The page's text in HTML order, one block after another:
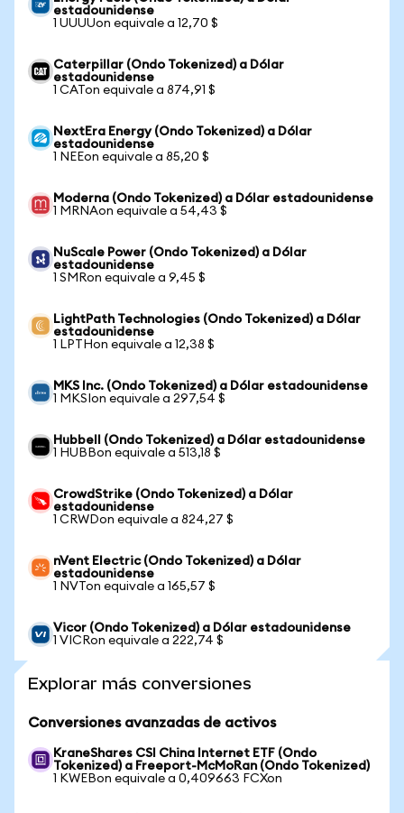
estadounidense
1 UUUUon equivale a 12,70 $
Caterpillar (Ondo Tokenized) a Dólar
estadounidense
1 CATon equivale a 874,91 $
NextEra Energy (Ondo Tokenized) a Dólar
estadounidense
1 NEEon equivale a 85,20 $
Moderna (Ondo Tokenized) a Dólar estadounidense
1 MRNAon equivale a 54,43 $
NuScale Power (Ondo Tokenized) a Dólar
estadounidense
1 SMRon equivale a 9,45 $
LightPath Technologies (Ondo Tokenized) a Dólar
estadounidense
1 LPTHon equivale a 12,38 $
MKS Inc. (Ondo Tokenized) a Dólar estadounidense
1 MKSIon equivale a 297,54 $
Hubbell (Ondo Tokenized) a Dólar estadounidense
1 HUBBon equivale a 513,18 $
CrowdStrike (Ondo Tokenized) a Dólar
estadounidense
1 CRWDon equivale a 824,27 $
nVent Electric (Ondo Tokenized) a Dólar
estadounidense
1 NVTon equivale a 165,57 $
Vicor (Ondo Tokenized) a Dólar estadounidense
1 VICRon equivale a 222,74 $
Explorar más conversiones
Conversiones avanzadas de activos
KraneShares CSI China Internet ETF (Ondo
Tokenized) a Freeport-McMoRan (Ondo Tokenized)
1 KWEBon equivale a 0,409663 FCXon